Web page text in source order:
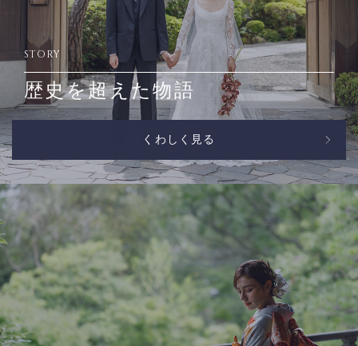
STORY
歴史を超えた物語
くわしく見る